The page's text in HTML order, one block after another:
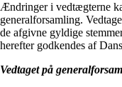
Ændringer i vedtægterne
generalforsamling.
de afgivne gyldige
herefter godkendes af
Vedtaget på